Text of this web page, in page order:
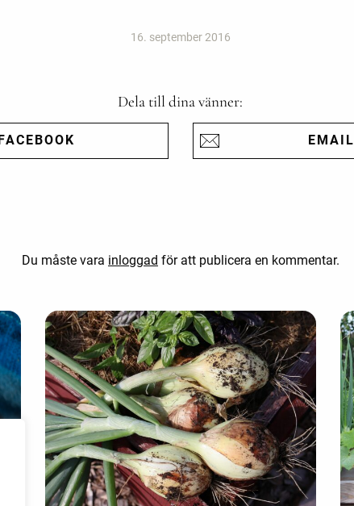
16. september 2016
Dela till dina vänner:
EMAIL
Du måste vara inloggad för att publicera en kommentar.